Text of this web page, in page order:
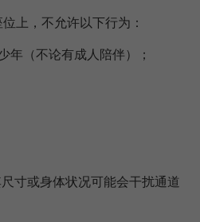
上，不允许以下行为：
年（不论有成人陪伴）；
寸或身体状况可能会干扰通道